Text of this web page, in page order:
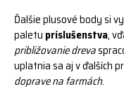
Ďalšie plusové body si
paletu príslušenstva,
približovanie dreva
uplatnia sa aj v ďalších
doprave na farmách.